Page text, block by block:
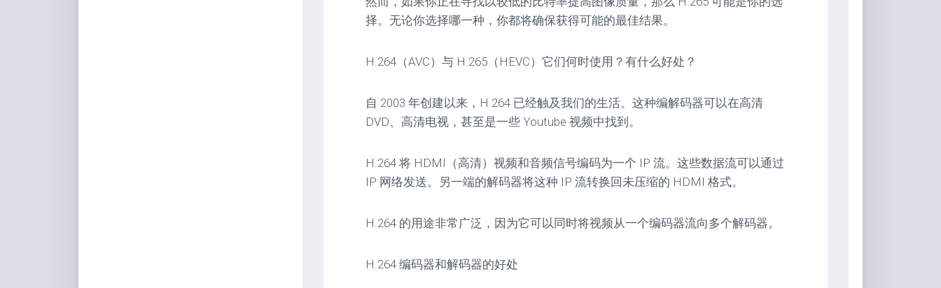
择。无论你选择哪一种，你都将确保获得可能的最佳结果。
H.264（AVC）与 H.265（HEVC）它们何时使用？有什么好处？
自 2003 年创建以来，H.264 已经触及我们的生活。这种编解码器可以在高清
DVD、高清电视，甚至是一些 Youtube 视频中找到。
H.264 将 HDMI（高清）视频和音频信号编码为一个 IP 流。这些数据流可以通过
IP 网络发送。另一端的解码器将这种 IP 流转换回未压缩的 HDMI 格式。
H.264 的用途非常广泛，因为它可以同时将视频从一个编码器流向多个解码器。
H.264 编码器和解码器的好处